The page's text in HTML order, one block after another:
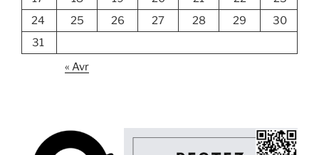
24
25 26 27 28 29
30
31
« Avr